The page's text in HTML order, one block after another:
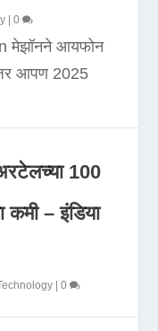
|0
मेझॉनने आयफोन
आपण 2025
100
कमी – इंडिया
|0